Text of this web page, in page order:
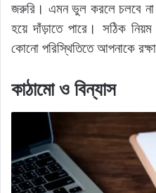
জরুরি। এমন ভুল করলে চলবে না
হয়ে দাঁড়াতে পারে। সঠিক নিয়ম
কোনো পরিস্থিতিতে আপনাকে
কাঠামো ও বিন্যাস